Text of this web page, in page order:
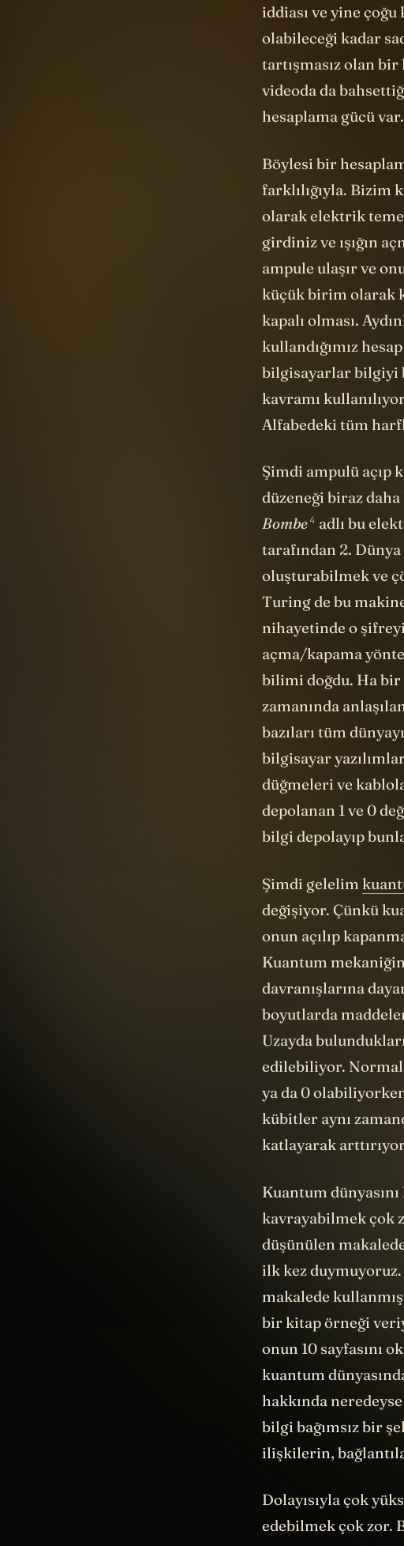
videoda da
hesaplama gücü var.
Böylesi bir
farklılığıyla. Bizim
girdiniz ve ışığın
ampule ulaşır ve
küçük birim olarak
kapalı olması.
kullandığımız
bilgisayarlar bilgiyi
kavramı
Alfabedeki tüm
Şimdi ampulü açıp
düzeneği biraz
tarafından 2.
oluşturabilmek ve
Turing de bu
nihayetinde o şifreyi
açma/kapama
bilimi doğdu. Ha bir
zamanında
bazıları tüm
bilgisayar
düğmeleri ve
depolanan 1 ve 0
bilgi depolayıp
Şimdi gelelim
değişiyor. Çünkü
Kuantum
davranışlarına
boyutlarda
Uzayda
edilebiliyor.
ya da 0
kübitler aynı
katlayarak
Kuantum
kavrayabilmek çok
ilk kez duymuyoruz.
makalede
bir kitap örneği
onun 10 sayfasını
kuantum
hakkında
bilgi bağımsız bir
ilişkilerin,
Dolayısıyla çok
edebilmek çok zor.
çözemiyoruz.
bunların gerçekten